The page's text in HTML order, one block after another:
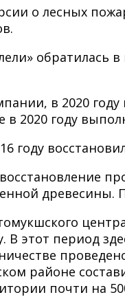
о лесных
обратилась
в 2020 году
в 2020 году
году
древесины.
В этот период
районе
почти на